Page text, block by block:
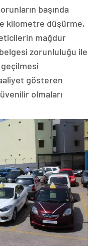
başında
kilometre düşürme,
mağdur
zorunluluğu ile
gösteren
olmaları